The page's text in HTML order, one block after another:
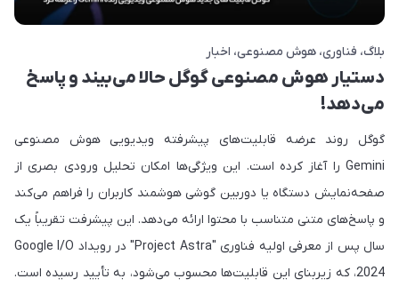
بلاگ فناوری هوش مصنوعی اخبار
دستیار هوش مصنوعی گوگل حالا می‌بیند و پاسخ
می‌دهد!
گوگل روند عرضه قابلیت‌های پیشرفته ویدیویی هوش مصنوعی
Gemini را آغاز کرده است. این ویژگی‌ها امکان تحلیل ورودی بصری از
صفحه‌نمایش دستگاه یا دوربین گوشی هوشمند کاربران را فراهم می‌کند
و پاسخ‌های متنی متناسب با محتوا ارائه می‌دهد. این پیشرفت تقریباً یک
سال پس از معرفی اولیه فناوری "Project Astra" در رویداد Google I/O
2024، که زیربنای این قابلیت‌ها محسوب می‌شود، به تأیید رسیده است.